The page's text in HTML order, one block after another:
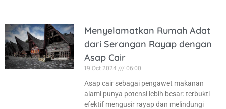
Menyelamatkan Rumah Adat
dari Serangan Rayap dengan
Asap Cair
19 Oct 2024
06:00
Asap cair sebagai pengawet makanan
alami punya potensi lebih besar: terbukti
efektif mengusir rayap dan melindungi